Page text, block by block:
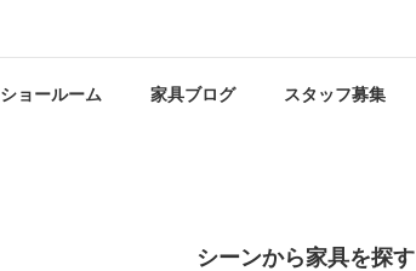
ショールーム 家具ブログ スタッフ募集
シーンから家具を探す